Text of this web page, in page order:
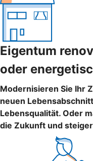
Eigentum
oder
Modernisieren Sie Ihr
neuen
Lebensqualität. Oder
die Zukunft und